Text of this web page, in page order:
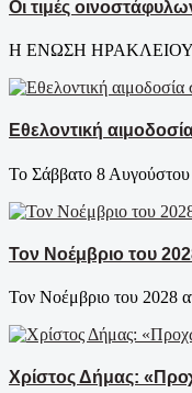
Οι τιμές
Η ΕΝΩΣΗ ΗΡΑΚΛΕΙΟΥ
Εθελοντική
Το Σάββατο 8 Αυγούστου
Τον Νοέμβριο του
Τον Νοέμβριο του 2028
Χρίστος Δήμας: